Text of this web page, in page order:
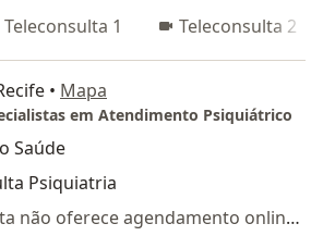
Teleconsulta 1 Teleconsulta 2
• Mapa
em Atendimento Psiquiátrico
Saúde
Psiquiatria
Esse especialista não oferece agendamento online para esse endereço.